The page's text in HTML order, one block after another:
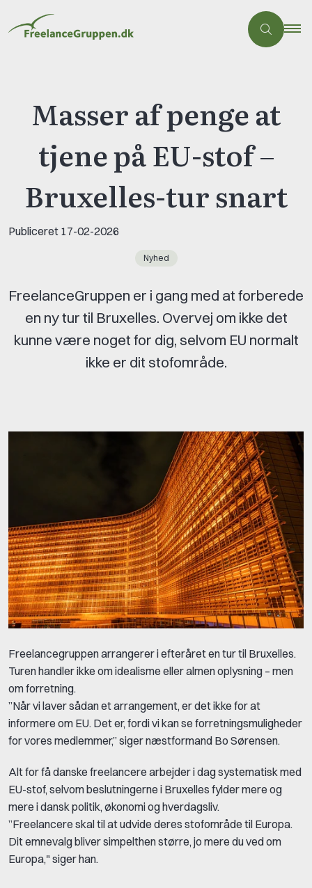
Masser af penge at
tjene på EU-stof –
Bruxelles-tur snart
Publiceret 17-02-2026
Nyhed
FreelanceGruppen er i gang med at forberede
en ny tur til Bruxelles. Overvej om ikke det
kunne være noget for dig, selvom EU normalt
ikke er dit stofområde.
Freelancegruppen arrangerer i efteråret en tur til Bruxelles.
Turen handler ikke om idealisme eller almen oplysning – men
om forretning.
”Når vi laver sådan et arrangement, er det ikke for at
informere om EU. Det er, fordi vi kan se forretningsmuligheder
for vores medlemmer,” siger næstformand Bo Sørensen.
Alt for få danske freelancere arbejder i dag systematisk med
EU-stof, selvom beslutningerne i Bruxelles fylder mere og
mere i dansk politik, økonomi og hverdagsliv.
”Freelancere skal til at udvide deres stofområde til Europa.
Dit emnevalg bliver simpelthen større, jo mere du ved om
Europa," siger han.